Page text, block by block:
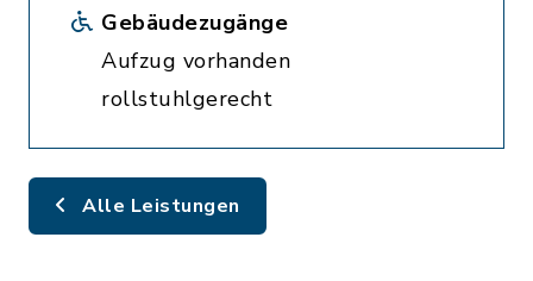
Gebäudezugänge
Aufzug vorhanden
rollstuhlgerecht
Alle Leistungen